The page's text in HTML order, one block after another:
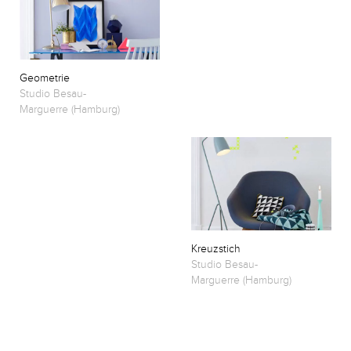
Geometrie
Studio Besau-
Marguerre (Hamburg)
Kreuzstich
Studio Besau-
Marguerre (Hamburg)